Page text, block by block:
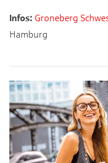
Infos: Groneberg
Hamburg